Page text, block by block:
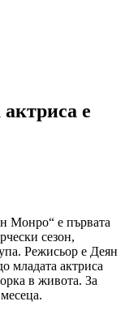
е
Монро“ е първата
сезон,
Режисьор е Деян
младата актриса
в живота. За